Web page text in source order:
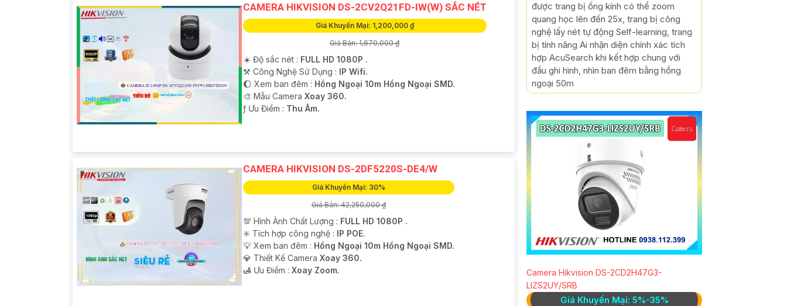
CAMERA HIKVISION DS-2CV2Q21FD-IW(W) SẮC NÉT
Giá Khuyến Mại: 1,200,000 ₫
Giá Bán: 1,670,000 ₫
☀️ Độ sắc nét : FULL HD 1080P .
⚒ Công Nghệ Sử Dụng : IP Wifi.
🌔 Xem ban đêm : Hồng Ngoại 10m Hồng Ngoại SMD.
🎨 Mẫu Camera Xoay 360.
️ƒ Ưu Điểm : Thu Âm.
CAMERA HIKVISION DS-2DF5220S-DE4/W
Giá Khuyến Mại: 30%
Giá Bán: 42,250,000 ₫
💯 Hình Ành Chất Lượng : FULL HD 1080P .
✳️ Tích hợp công nghệ : IP POE.
💡 Xem ban đêm : Hồng Ngoại 10m Hồng Ngoại SMD.
💎 Thiết Kế Camera Xoay 360.
️🛃 Ưu Điểm : Xoay Zoom.
được trang bị ống kính có thể zoom
quang học lên đến 25x, trang bị công
nghệ lấy nét tự động Self-learning, trang
bị tính năng Ai nhận diện chính xác tích
hợp AcuSearch khi kết hợp chung với
đầu ghi hình, nhìn ban đêm bằng hồng
ngoại 50m
Camera Hikvision DS-2CD2H47G3-
LIZS2UY/SRB
Giá Khuyến Mại: 5%-35%